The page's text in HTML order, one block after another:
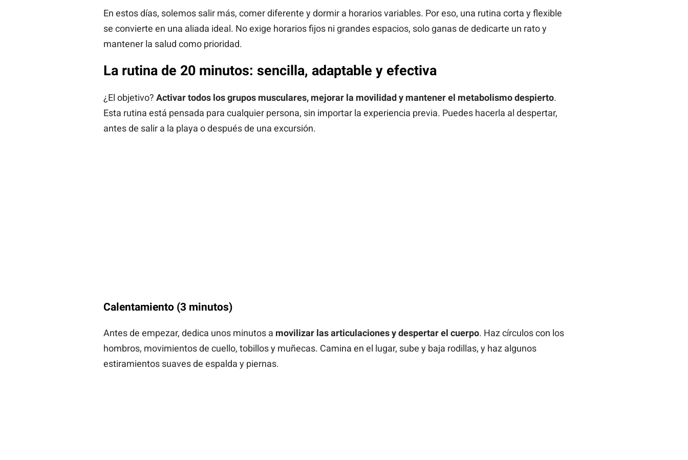
En estos días, solemos salir más, comer diferente y dormir a horarios variables. Por eso, una rutina corta y flexible
se convierte en una aliada ideal. No exige horarios fijos ni grandes espacios, solo ganas de dedicarte un rato y
mantener la salud como prioridad.
La rutina de 20 minutos: sencilla, adaptable y efectiva
¿El objetivo? Activar todos los grupos musculares, mejorar la movilidad y mantener el metabolismo despierto.
Esta rutina está pensada para cualquier persona, sin importar la experiencia previa. Puedes hacerla al despertar,
antes de salir a la playa o después de una excursión.
Calentamiento (3 minutos)
Antes de empezar, dedica unos minutos a movilizar las articulaciones y despertar el cuerpo. Haz círculos con los
hombros, movimientos de cuello, tobillos y muñecas. Camina en el lugar, sube y baja rodillas, y haz algunos
estiramientos suaves de espalda y piernas.